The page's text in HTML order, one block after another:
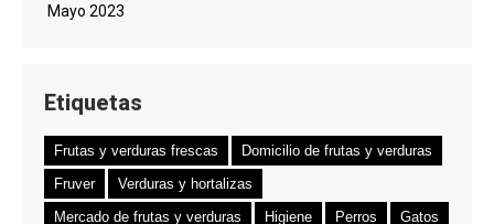
Mayo 2023
Etiquetas
Frutas y verduras frescas
Domicilio de frutas y verduras
Fruver
Verduras y hortalizas
Mercado de frutas y verduras
Higiene Perros
Gatos